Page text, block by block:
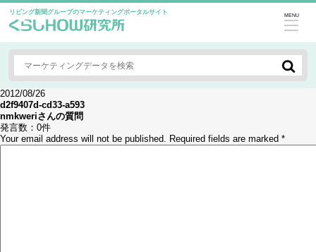
リビング新聞グループのマーケティングポータルサイト MENU
2012/08/26
d2f9407d-cd33-a593
nmkweriさんの質問
発言数： 0件
Your email address will not be published. Required fields are marked *